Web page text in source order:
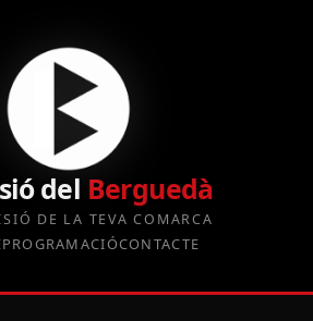
del Berguedà
DE LA TEVA COMARCA
PROGRAMACIÓCONTACTE